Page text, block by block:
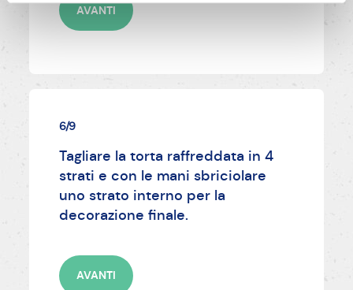
AVANTI
6/9
Tagliare la torta raffreddata in 4
strati e con le mani sbriciolare
uno strato interno per la
decorazione finale.
AVANTI